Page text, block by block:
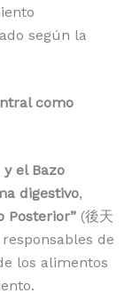
según la
como
el Bazo
digestivo,
Posterior”(後天
de
los alimentos